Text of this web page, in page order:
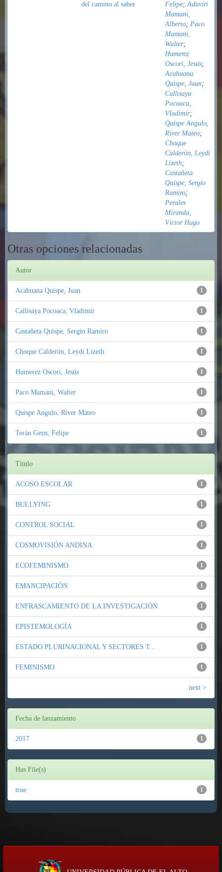
del camino al saber
Felipe;Aduviri
Mamani,
Alberto; Paco
Mamani,
Walter;
Humerez
Oscori, Jesús;
Acahuana
Quispe, Juan;
Callisaya
Pocoaca,
Vladimir;
Quispe Angulo,
River Mateo;
Choque
Calderón, Leydi
Lizeth;
Castañeta
Quispe, Sergio
Ramiro;
Perales
Miranda,
Víctor Hugo
Otras opciones relacionadas
Autor
1
Acahuana Quispe, Juan
1
Callisaya Pocoaca, Vladimir
1
Castañeta Quispe, Sergio Ramiro
1
Choque Calderón, Leydi Lizeth
1
Humerez Oscori, Jesús
1
Paco Mamani, Walter
1
Quispe Angulo, River Mateo
1
Terán Gezn, Felipe
Título
1
ACOSO ESCOLAR
1
BULLYING
1
CONTROL SOCIAL
1
COSMOVISIÓN ANDINA
1
ECOFEMINISMO
1
EMANCIPACIÓN
1
ENFRASCAMIENTO DE LA INVESTIGACIÓN
1
EPISTEMOLOGÍA
1
ESTADO PLURINACIONAL Y SECTORES T...
1
FEMINISMO
next >
Fecha de lanzamiento
1
2017
Has File(s)
1
true